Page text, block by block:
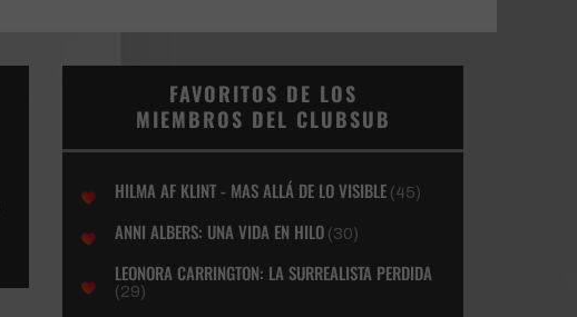
FAVORITOS DE LOS
MIEMBROS DEL CLUBSUB
HILMA AF KLINT - MAS ALLÁ DE LO VISIBLE (45)
ANNI ALBERS: UNA VIDA EN HILO (30)
LEONORA CARRINGTON: LA SURREALISTA PERDIDA
(29)